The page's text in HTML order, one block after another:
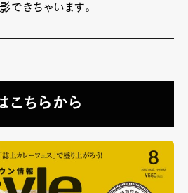
できちゃいます。
ちらから